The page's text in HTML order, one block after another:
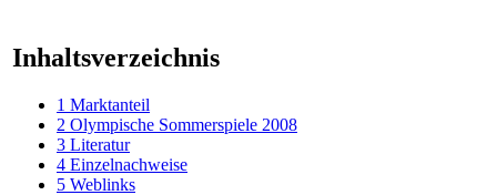
Inhaltsverzeichnis
1 Marktanteil
2 Olympische Sommerspiele 2008
3 Literatur
4 Einzelnachweise
5 Weblinks